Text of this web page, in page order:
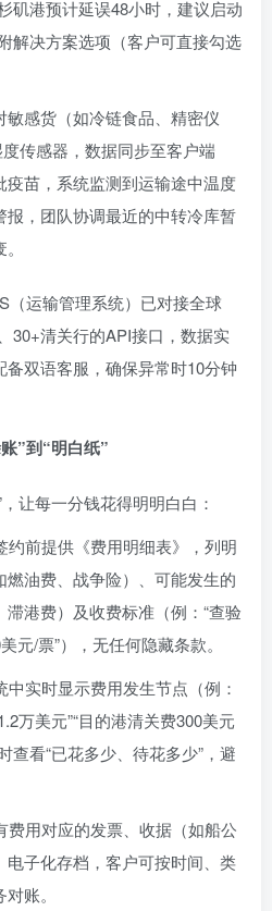
矶港预计延误48小时，建议启动
解决方案选项（客户可直接勾选
敏感货（如冷链食品、精密仪
传感器，数据同步至客户端
疫苗，系统监测到运输途中温度
报，团队协调最近的中转冷库暂
（运输管理系统）已对接全球
30+清关行的API接口，数据实
双语客服，确保异常时10分钟
”到“明白纸”
让每一分钱花得明明白白：
约前提供《费用明细表》，列明
油费、战争险）、可能发生的
港费）及收费标准（例：“查验
元/票”），无任何隐藏条款。
中实时显示费用发生节点（例：
万美元”“目的港清关费300美元
查看“已花多少、待花多少”，避
费用对应的发票、收据（如船公
电子化存档，客户可按时间、类
账。